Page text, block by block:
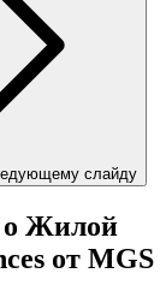
слайду
о Жилой
от MGS